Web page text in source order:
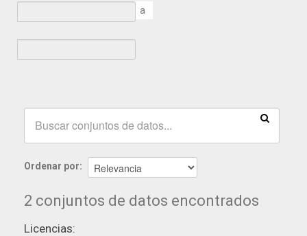
a
Ordenar por
2 conjuntos de datos encontrados
Licencias: